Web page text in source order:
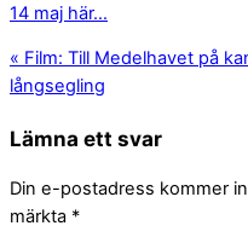
14 maj här…
« Film: Till Medelhavet på
långsegling
Lämna ett svar
Din e-postadress kommer
märkta *